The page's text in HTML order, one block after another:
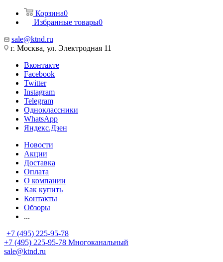
Корзина0
Избранные товары0
sale@ktnd.ru
г. Москва, ул. Электродная 11
Вконтакте
Facebook
Twitter
Instagram
Telegram
Одноклассники
WhatsApp
Яндекс.Дзен
Новости
Акции
Доставка
Оплата
О компании
Как купить
Контакты
Обзоры
...
+7 (495) 225-95-78
+7 (495) 225-95-78 Многоканальный
sale@ktnd.ru